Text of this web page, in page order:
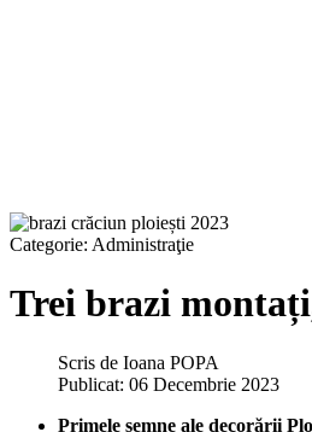
Categorie: Administraţie
Trei brazi
Scris de Ioana POPA
Publicat: 06 Decembrie 2023
Primele semne ale decorării